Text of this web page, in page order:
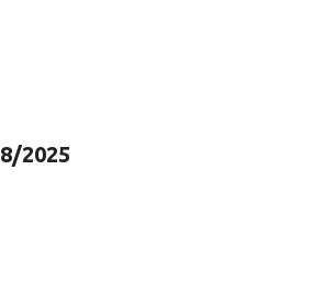
2025